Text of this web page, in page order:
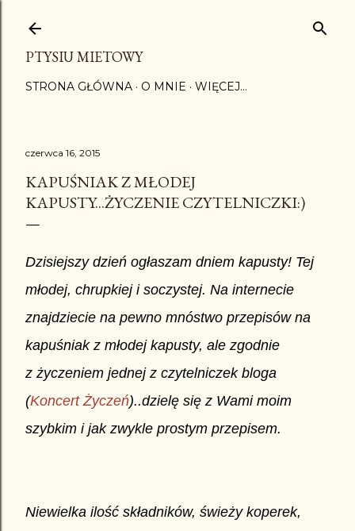
PTYSIU MIETOWY
STRONA GŁÓWNA O MNIE WIĘCEJ…
czerwca 16, 2015
KAPUŚNIAK Z MŁODEJ
KAPUSTY...ŻYCZENIE CZYTELNICZKI:)
Dzisiejszy dzień ogłaszam dniem kapusty! Tej
młodej, chrupkiej i soczystej. Na internecie
znajdziecie na pewno mnóstwo przepisów na
kapuśniak z młodej kapusty, ale zgodnie
z życzeniem jednej z czytelniczek bloga
(Koncert Życzeń)..dzielę się z Wami moim
szybkim i jak zwykle prostym przepisem.
Niewielka ilość składników, świeży koperek,